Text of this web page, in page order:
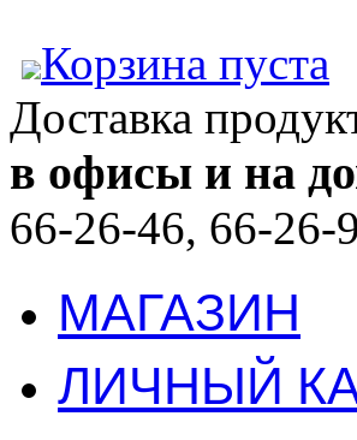
Корзина пуста
Доставка
в офисы и на
66-26-46, 66-26-
МАГАЗИН
ЛИЧНЫЙ